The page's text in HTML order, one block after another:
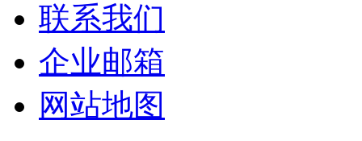
联系我们
企业邮箱
网站地图